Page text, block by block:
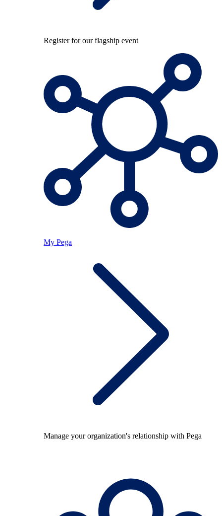
Register for our flagship event
My Pega
Manage your organization's relationship with Pega